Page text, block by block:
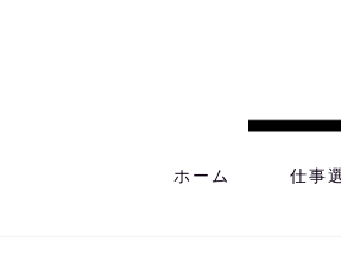
ホーム 仕事